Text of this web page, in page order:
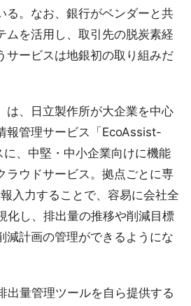
る。なお、銀行がベンダーと共
ムを活用し、取引先の脱炭素経
サービスは地銀初の取り組みだ
は、日立製作所が大企業を中心
報管理サービス「EcoAssist-
、中堅・中小企業向けに機能
ラウドサービス。拠点ごとに専
入力することで、容易に会社全
化し、排出量の推移や削減目標
減計画の管理ができるようにな
出量管理ツールを自ら提供する